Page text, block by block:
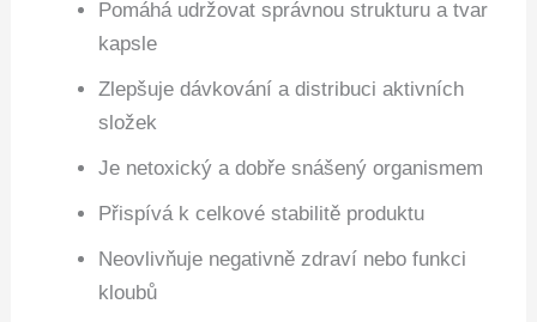
Pomáhá udržovat správnou strukturu a tvar
kapsle
Zlepšuje dávkování a distribuci aktivních
složek
Je netoxický a dobře snášený organismem
Přispívá k celkové stabilitě produktu
Neovlivňuje negativně zdraví nebo funkci
kloubů